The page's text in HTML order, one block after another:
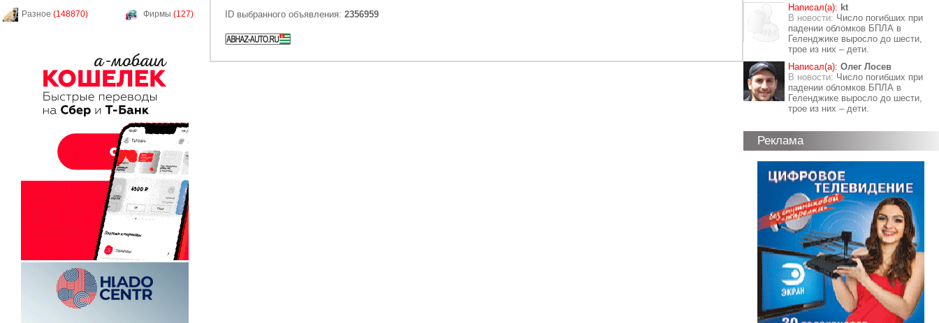
Разное (148870) Фирмы (127) ID выбранного объявления: 2356959
Написал(а): kt
В новости: Число погибших при
падении обломков БПЛА в
Геленджике выросло до шести,
трое из них – дети.
Написал(а): Олег Лосев
В новости: Число погибших при
падении обломков БПЛА в
Геленджике выросло до шести,
трое из них – дети.
Реклама